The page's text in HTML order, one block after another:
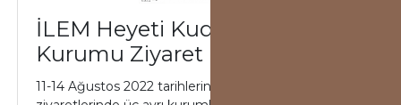
İLEM Heyeti Kudüs’te 3
Kurumu Ziyaret Etti
11-14 Ağustos 2022 tarihlerinde İLEM heyeti Kudüs